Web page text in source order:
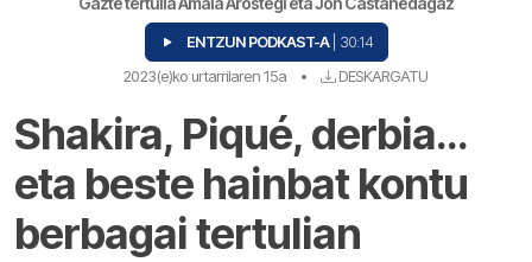
ENTZUN PODKAST-A | 30:14
2023(e)ko urtarrilaren 15a • DESKARGATU
Shakira, Piqué, derbia…
eta beste hainbat kontu
berbagai tertulian